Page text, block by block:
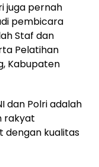
juga pernah
pembicara
Staf dan
Pelatihan
Kabupaten
dan Polri adalah
rakyat
dengan kualitas